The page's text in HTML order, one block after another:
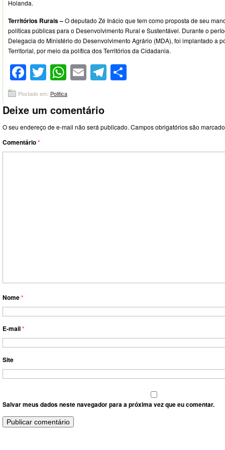
Holanda.
Territórios Rurais –O deputado Zé Inácio que tem como proposta de seu
politicas públicas para o Desenvolvimento Rural e Sustentável. Durante o
Delegacia do Ministério do Desenvolvimento Agrário (MDA), foi implantado a
Territorial, por meio da política dos Territórios da Cidadania.
Facebook
Twitter
WhatsApp
EmailTelegram
Postado em: Politica
Deixe um comentário
O seu endereço de e-mail não será publicado. Campos obrigatórios são
Comentário*
Nome*
E-mail*
Site
Salvar meus dados neste navegador para a próxima vez que eu comentar.